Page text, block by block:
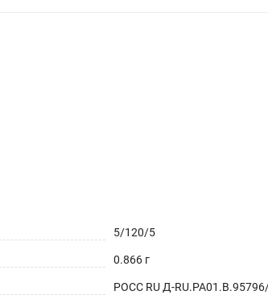
5/120/5
0.866 г
РОСС RU Д-